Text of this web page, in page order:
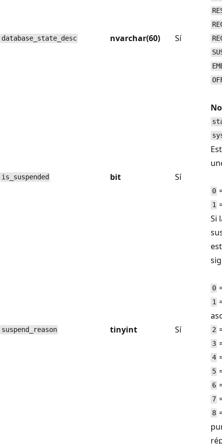
database_state_desc nvarchar(60) Sí
is_suspended bit Sí
0
1
suspend_reason tinyint Sí
Si
0
1
2
3
4
5
6
7
8